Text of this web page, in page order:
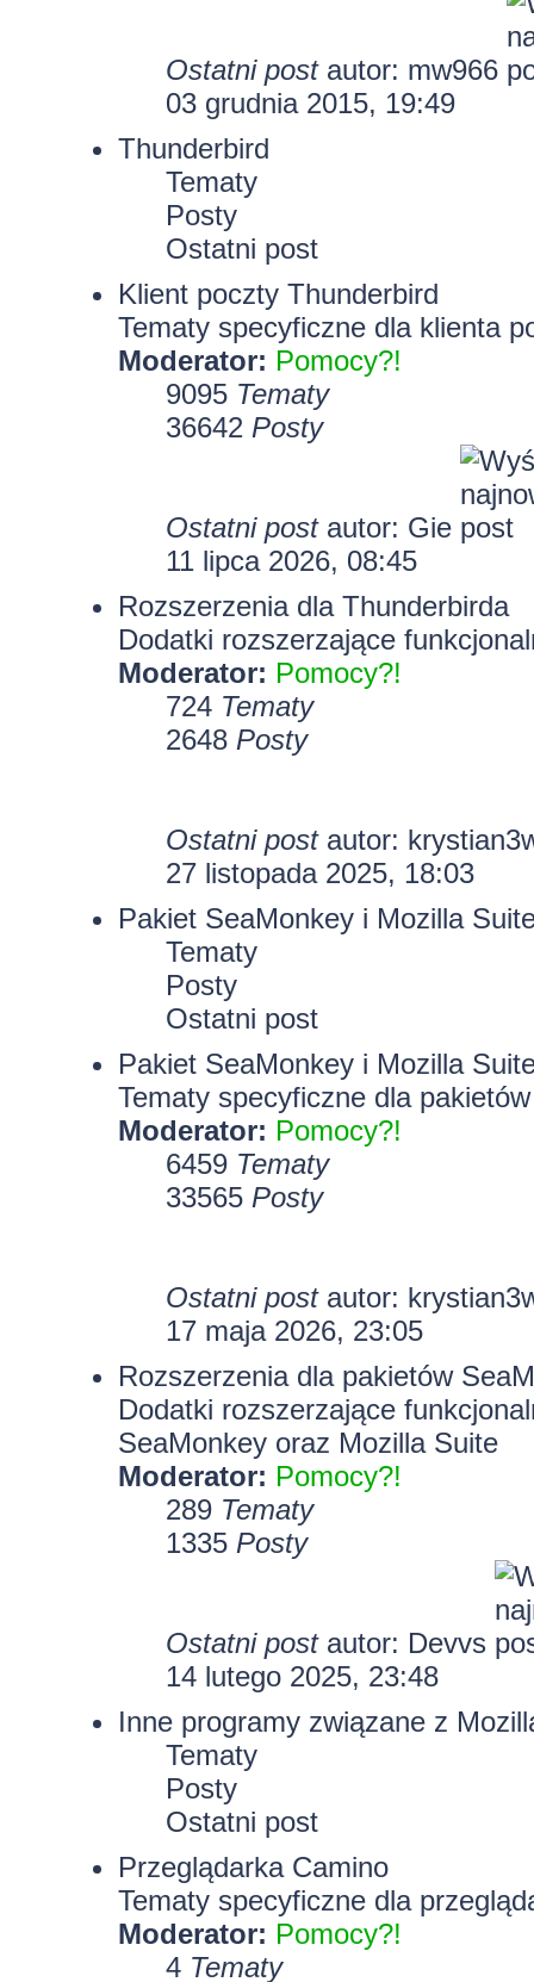
Ostatni postautor: mw966
03 grudnia 2015, 19:49
Thunderbird
Tematy
Posty
Ostatni post
Klient poczty Thunderbird
Tematy specyficzne dla klienta
Moderator: Pomocy?!
9095 Tematy
36642 Posty
Ostatni postautor: Gie
11 lipca 2026, 08:45
Rozszerzenia dla Thunderbirda
Dodatki rozszerzające
Moderator: Pomocy?!
724 Tematy
2648 Posty
Ostatni postautor:
27 listopada 2025, 18:03
Pakiet SeaMonkey i Mozilla
Tematy
Posty
Ostatni post
Pakiet SeaMonkey i Mozilla
Tematy specyficzne dla
Moderator: Pomocy?!
6459 Tematy
33565 Posty
Ostatni postautor:
17 maja 2026, 23:05
Rozszerzenia dla pakietów
Dodatki rozszerzające
SeaMonkey oraz Mozilla Suite
Moderator: Pomocy?!
289 Tematy
1335 Posty
Ostatni postautor: Devvs
14 lutego 2025, 23:48
Inne programy związane z
Tematy
Posty
Ostatni post
Przeglądarka Camino
Tematy specyficzne dla
Moderator: Pomocy?!
4 Tematy